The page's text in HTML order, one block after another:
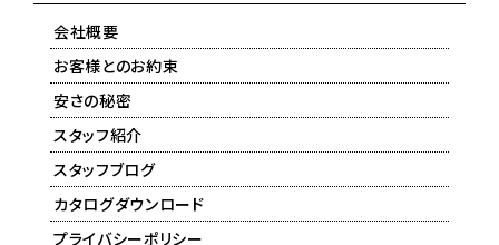
会社概要
お客様とのお約束
安さの秘密
スタッフ紹介
スタッフブログ
カタログダウンロード
プライバシーポリシー